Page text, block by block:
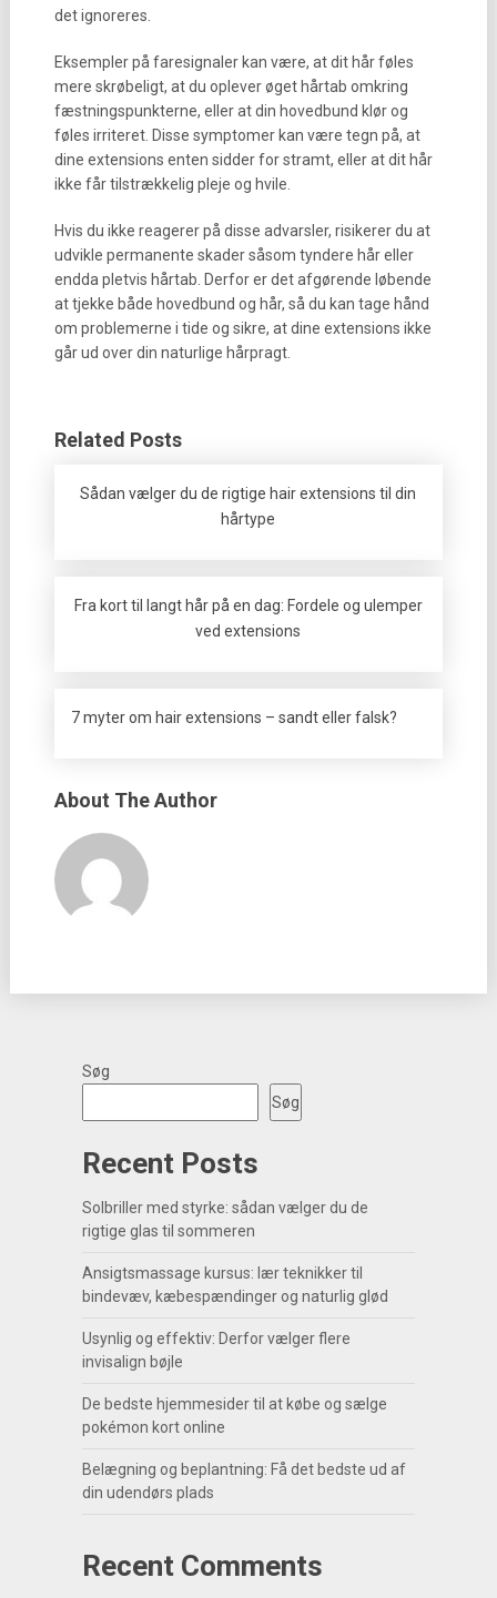
det ignoreres.
Eksempler på faresignaler kan være, at dit hår føles
mere skrøbeligt, at du oplever øget hårtab omkring
fæstningspunkterne, eller at din hovedbund klør og
føles irriteret. Disse symptomer kan være tegn på, at
dine extensions enten sidder for stramt, eller at dit hår
ikke får tilstrækkelig pleje og hvile.
Hvis du ikke reagerer på disse advarsler, risikerer du at
udvikle permanente skader såsom tyndere hår eller
endda pletvis hårtab. Derfor er det afgørende løbende
at tjekke både hovedbund og hår, så du kan tage hånd
om problemerne i tide og sikre, at dine extensions ikke
går ud over din naturlige hårpragt.
Related Posts
Sådan vælger du de rigtige hair extensions til din
hårtype
Fra kort til langt hår på en dag: Fordele og ulemper
ved extensions
7 myter om hair extensions – sandt eller falsk?
About The Author
Søg
Søg
Recent Posts
Solbriller med styrke: sådan vælger du de
rigtige glas til sommeren
Ansigtsmassage kursus: lær teknikker til
bindevæv, kæbespændinger og naturlig glød
Usynlig og effektiv: Derfor vælger flere
invisalign bøjle
De bedste hjemmesider til at købe og sælge
pokémon kort online
Belægning og beplantning: Få det bedste ud af
din udendørs plads
Recent Comments